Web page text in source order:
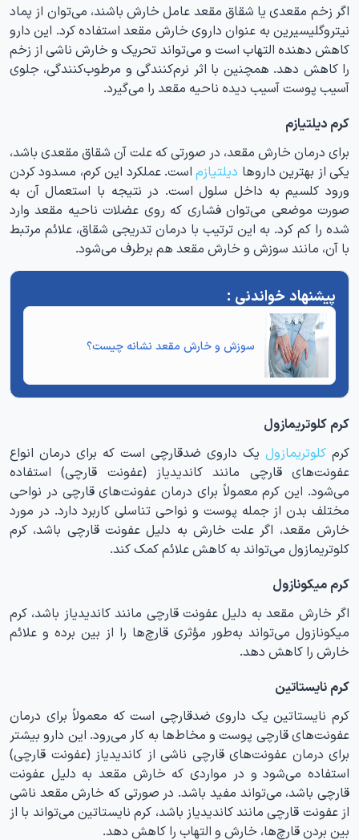
اگر زخم مقعدی یا شقاق مقعد عامل خارش باشند، می‌توان از پماد
نیتروگلیسیرین به عنوان داروی خارش مقعد استفاده کرد. این دارو
کاهش دهنده التهاب است و می‌تواند تحریک و خارش ناشی از زخم
را کاهش دهد. همچنین با اثر نرم‌کنندگی و مرطوب‌کنندگی، جلوی
آسیب پوست آسیب دیده ناحیه مقعد را می‌گیرد.
کرم دیلتیازم
برای درمان خارش مقعد، در صورتی که علت آن شقاق مقعدی باشد،
یکی از بهترین داروها دیلتیازماست. عملکرد این کرم، مسدود کردن
ورود کلسیم به داخل سلول است. در نتیجه با استعمال آن به
صورت موضعی می‌توان فشاری که روی عضلات ناحیه مقعد وارد
شده را کم کرد. به این ترتیب با درمان تدریجی شقاق، علائم مرتبط
با آن، مانند سوزش و خارش مقعد هم برطرف می‌شود.
سوزش و خارش مقعد نشانه چیست؟
کرم کلوتریمازول
کرم کلوتریمازول یک داروی ضدقارچی است که برای درمان انواع
عفونت‌های قارچی مانند کاندیدیاز (عفونت قارچی) استفاده
می‌شود. این کرم معمولاً برای درمان عفونت‌های قارچی در نواحی
مختلف بدن از جمله پوست و نواحی تناسلی کاربرد دارد. در مورد
خارش مقعد، اگر علت خارش به دلیل عفونت قارچی باشد، کرم
کلوتریمازول می‌تواند به کاهش علائم کمک کند.
کرم میکونازول
اگر خارش مقعد به دلیل عفونت قارچی مانند کاندیدیاز باشد، کرم
میکونازول می‌تواند به‌طور مؤثری قارچ‌ها را از بین برده و علائم
خارش را کاهش دهد.
کرم نایستاتین
کرم نایستاتین یک داروی ضدقارچی است که معمولاً برای درمان
عفونت‌های قارچی پوست و مخاط‌ها به کار می‌رود. این دارو بیشتر
برای درمان عفونت‌های قارچی ناشی از کاندیدیاز (عفونت قارچی)
استفاده می‌شود و در مواردی که خارش مقعد به دلیل عفونت
قارچی باشد، می‌تواند مفید باشد. در صورتی که خارش مقعد ناشی
از عفونت قارچی مانند کاندیدیاز باشد، کرم نایستاتین می‌تواند با از
بین بردن قارچ‌ها، خارش و التهاب را کاهش دهد.